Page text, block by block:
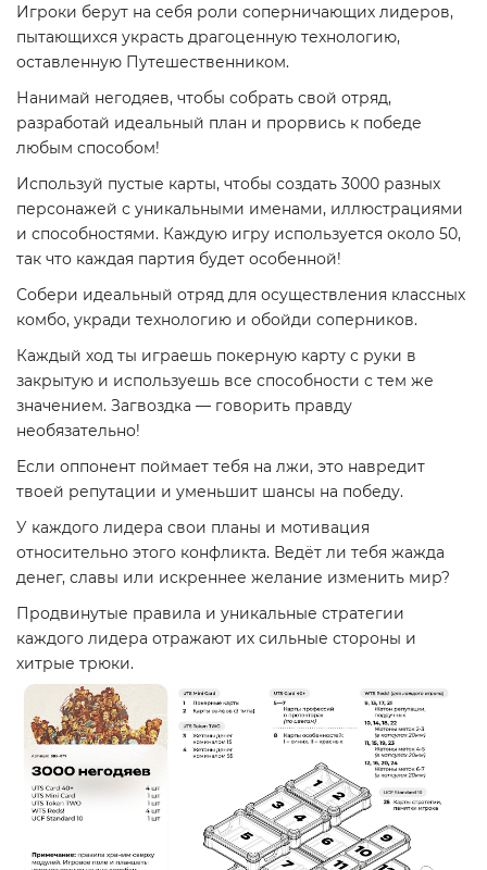
Игроки берут на себя роли соперничающих лидеров,
пытающихся украсть драгоценную технологию,
оставленную Путешественником.
Нанимай негодяев, чтобы собрать свой отряд,
разработай идеальный план и прорвись к победе
любым способом!
Используй пустые карты, чтобы создать 3000 разных
персонажей с уникальными именами, иллюстрациями
и способностями. Каждую игру используется около 50,
так что каждая партия будет особенной!
Собери идеальный отряд для осуществления классных
комбо, укради технологию и обойди соперников.
Каждый ход ты играешь покерную карту с руки в
закрытую и используешь все способности с тем же
значением. Загвоздка — говорить правду
необязательно!
Если оппонент поймает тебя на лжи, это навредит
твоей репутации и уменьшит шансы на победу.
У каждого лидера свои планы и мотивация
относительно этого конфликта. Ведёт ли тебя жажда
денег, славы или искреннее желание изменить мир?
Продвинутые правила и уникальные стратегии
каждого лидера отражают их сильные стороны и
хитрые трюки.